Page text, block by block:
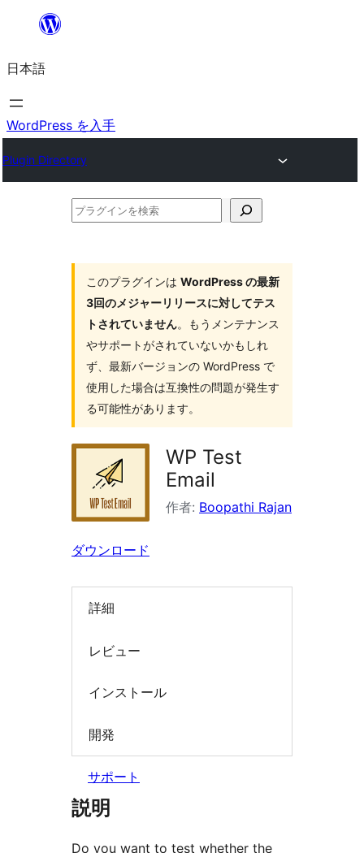
を
ス
キ
プ
日本語
WordPress を入手
Plugin Directory
プ
このプラグインは WordPress の最新
3回のメジャーリリースに対してテス
トされていません。もうメンテナンス
やサポートがされていないかもしれ
ず、最新バージョンの WordPress で
使用した場合は互換性の問題が発生す
る可能性があります。
WP Test
Email
作者: Boopathi Rajan
ダウンロード
詳細
レビュー
インストール
開発
サポート
説明
Do you want to test whether the